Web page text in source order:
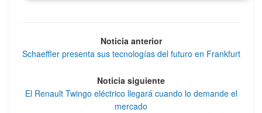
Noticia anterior
Schaeffler presenta sus tecnologías del futuro en Frankfurt
Noticia siguiente
El Renault Twingo eléctrico llegará cuando lo demande el
mercado